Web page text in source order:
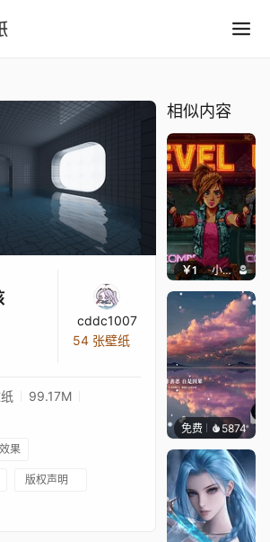
cddc1007
54 张壁纸
99.17M
果
版权声明
相似内容
￥1 小鹿子
免费 5874冰茶